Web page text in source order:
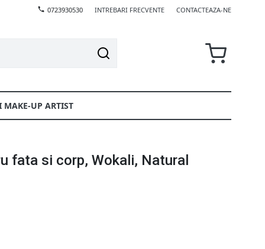
0723930530 INTREBARI FRECVENTE CONTACTEAZA-NE
MAKE-UP ARTIST
fata si corp, Wokali, Natural